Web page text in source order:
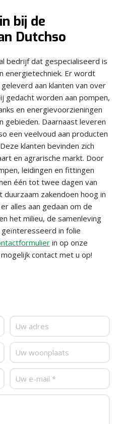
bij de
Dutchso
bedrijf dat gespecialiseerd is
energietechniek. Er wordt
aan klanten van over
gedacht worden aan pompen,
en energievoorzieningen
gebieden. Daarnaast leveren
een veelvoud aan producten
klanten bevinden zich
en agrarische markt. Door
leidingen en fittingen
één tot twee dagen van
zakendoen hoog in
alles aan gedaan om de
het milieu, de samenleving
in folie
in op onze
contact met u op!